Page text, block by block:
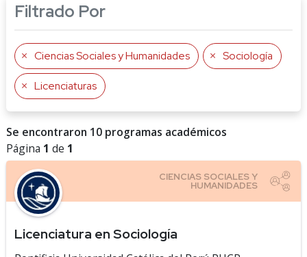
Filtrado Por
Ciencias Sociales y Humanidades Sociología
Licenciaturas
Se encontraron 10 programas académicos
Página 1 de 1
Licenciatura en Sociología